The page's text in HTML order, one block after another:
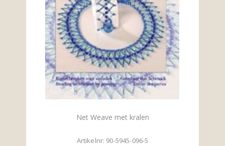
Net Weave met kralen
Artikelnr: 90-5945-096-5